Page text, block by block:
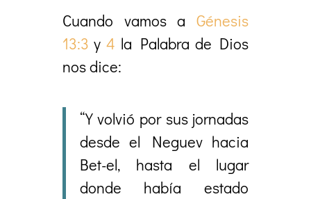
Cuando vamos aGénesis
13:3 y4 la Palabra de Dios
nos dice:
“Y volvió por sus jornadas
desde el Neguev hacia
Bet-el, hasta el lugar
donde había estado